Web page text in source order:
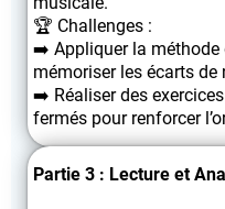
🏆 Challenges :
➡️ Appliquer la méthode
mémoriser les écarts de
➡️ Réaliser des
fermés pour renforcer
Partie 3 : Lecture et